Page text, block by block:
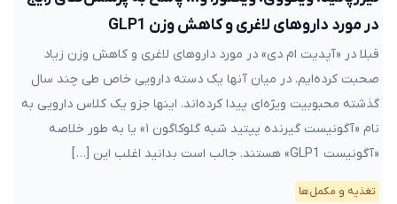
در مورد داروهای لاغری و کاهش وزن GLP1
قبلا در «آپدیت ام دی» در مورد داروهای لاغری و کاهش وزن زیاد
صحبت کرده‌ایم. در میان آنها یک دسته دارویی خاص طی چند سال
گذشته محبوبیت ویژه‌ای پیدا کرده‌اند. اینها جزو یک کلاس دارویی به
نام «آگونیست گیرنده پپتید شبه گلوکاگون ۱» یا به طور خلاصه
«آگونیست GLP1» هستند. جالب است بدانید اغلب این […]
تغذیه و مکمل‌ها